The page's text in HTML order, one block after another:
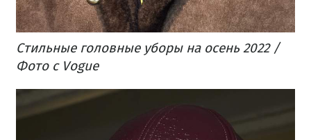
Стильные головные уборы на осень 2022 /
Фото с Vogue